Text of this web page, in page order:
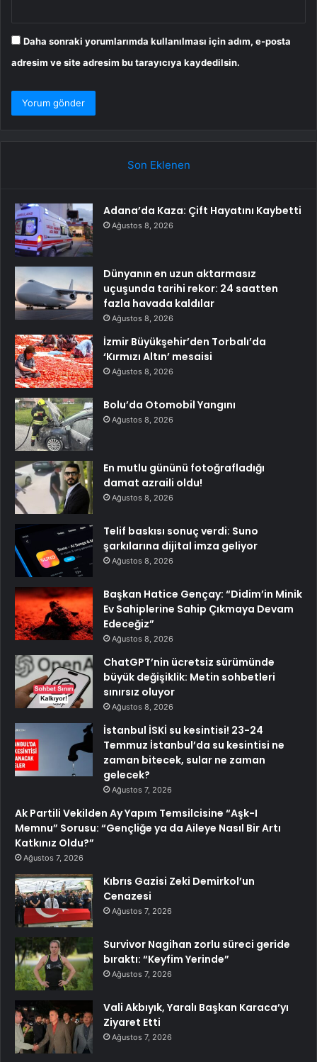
Daha sonraki yorumlarımda kullanılması için adım, e-posta
adresim ve site adresim bu tarayıcıya kaydedilsin.
Son Eklenen
Adana’da Kaza: Çift Hayatını Kaybetti
Ağustos 8, 2026
Dünyanın en uzun aktarmasız
uçuşunda tarihi rekor: 24 saatten
fazla havada kaldılar
Ağustos 8, 2026
İzmir Büyükşehir’den Torbalı’da
‘Kırmızı Altın’ mesaisi
Ağustos 8, 2026
Bolu’da Otomobil Yangını
Ağustos 8, 2026
En mutlu gününü fotoğrafladığı
damat azraili oldu!
Ağustos 8, 2026
Telif baskısı sonuç verdi: Suno
şarkılarına dijital imza geliyor
Ağustos 8, 2026
Başkan Hatice Gençay: “Didim’in Minik
Ev Sahiplerine Sahip Çıkmaya Devam
Edeceğiz”
Ağustos 8, 2026
ChatGPT’nin ücretsiz sürümünde
büyük değişiklik: Metin sohbetleri
sınırsız oluyor
Ağustos 8, 2026
İstanbul İSKİ su kesintisi! 23-24
Temmuz İstanbul’da su kesintisi ne
zaman bitecek, sular ne zaman
gelecek?
Ağustos 7, 2026
Ak Partili Vekilden Ay Yapım Temsilcisine “Aşk-I
Memnu” Sorusu: “Gençliğe ya da Aileye Nasıl Bir Artı
Katkınız Oldu?”
Ağustos 7, 2026
Kıbrıs Gazisi Zeki Demirkol’un
Cenazesi
Ağustos 7, 2026
Survivor Nagihan zorlu süreci geride
bıraktı: “Keyfim Yerinde”
Ağustos 7, 2026
Vali Akbıyık, Yaralı Başkan Karaca’yı
Ziyaret Etti
Ağustos 7, 2026